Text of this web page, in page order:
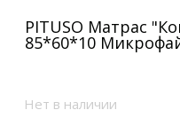
PITUSO Матрас
85*60*10
Нет в наличии